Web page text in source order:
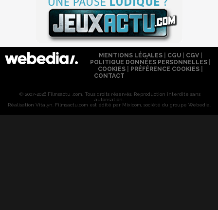
MENTIONS LÉGALES| CGU| CGV|
POLITIQUE DONNÉES PERSONNELLES
COOKIES
PRÉFÉRENCE COOKIES
CONTACT
© 2007-2026 Filmsactu .com. Tous droits réservés. Reproduction interdite sans
autorisation.
Réalisation Vitalyn . Filmsactu .com est édité par Mixicom, société du groupe Webedia.